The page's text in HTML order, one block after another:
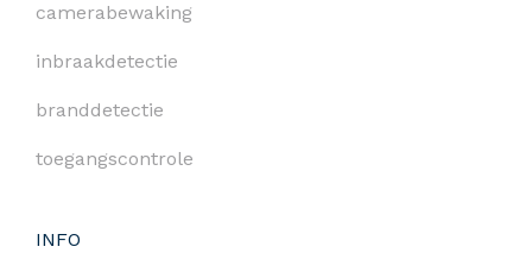
camerabewaking
inbraakdetectie
branddetectie
toegangscontrole
INFO